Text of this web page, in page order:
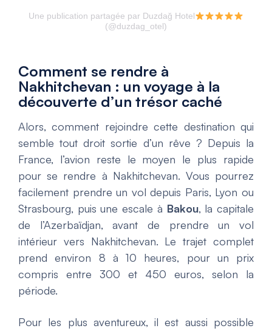
Une publication partagée par Duzdağ Hotel
(@duzdag_otel)
Comment se rendre à
Nakhitchevan : un voyage à la
découverte d’un trésor caché
Alors, comment rejoindre cette destination qui
semble tout droit sortie d’un rêve ? Depuis la
France, l’avion reste le moyen le plus rapide
pour se rendre à Nakhitchevan. Vous pourrez
facilement prendre un vol depuis Paris, Lyon ou
Strasbourg, puis une escale à Bakou, la capitale
de l’Azerbaïdjan, avant de prendre un vol
intérieur vers Nakhitchevan. Le trajet complet
prend environ 8 à 10 heures, pour un prix
compris entre 300 et 450 euros, selon la
période.
Pour les plus aventureux, il est aussi possible